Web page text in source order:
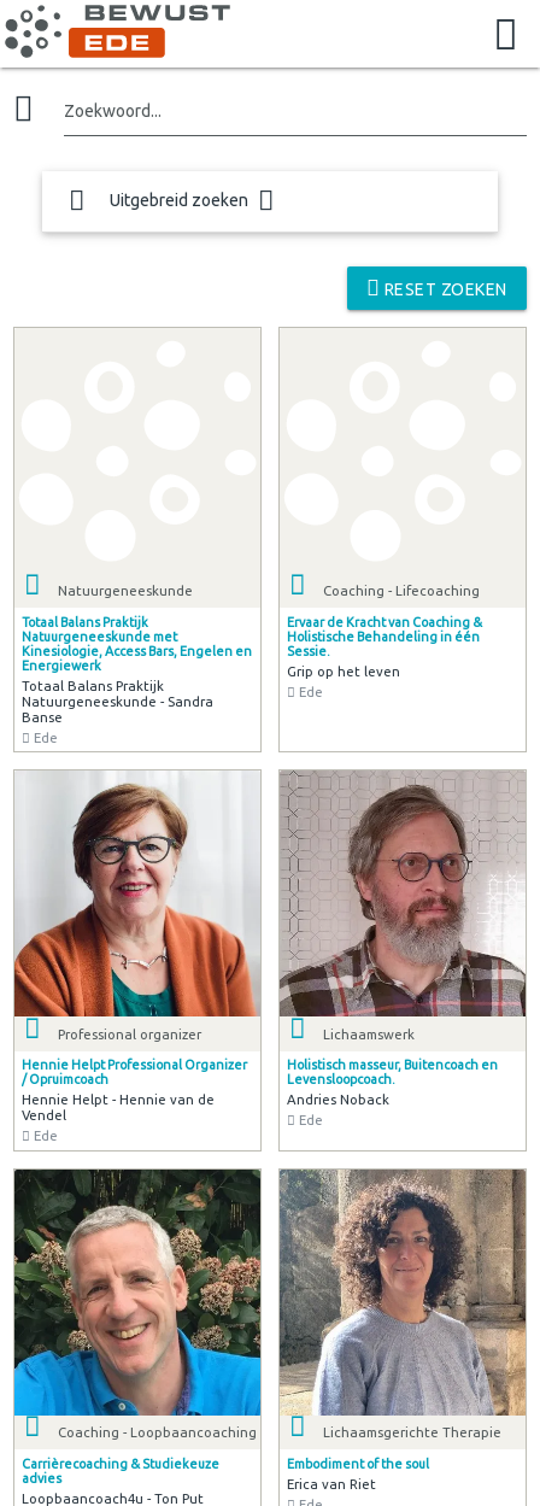
Zoekwoord...
Uitgebreid zoeken
RESET ZOEKEN
Natuurgeneeskunde
Totaal Balans Praktijk
Natuurgeneeskunde met
Kinesiologie, Access Bars, Engelen en
Energiewerk
Totaal Balans Praktijk
Natuurgeneeskunde - Sandra
Banse
Ede
Coaching - Lifecoaching
Ervaar de Kracht van Coaching &
Holistische Behandeling in één
Sessie.
Grip op het leven
Ede
Professional organizer
Hennie Helpt Professional Organizer
/ Opruimcoach
Hennie Helpt - Hennie van de
Vendel
Ede
Lichaamswerk
Holistisch masseur, Buitencoach en
Levensloopcoach.
Andries Noback
Ede
Coaching - Loopbaancoaching
Carrièrecoaching & Studiekeuze
advies
Loopbaancoach4u - Ton Put
Lichaamsgerichte Therapie
Embodiment of the soul
Erica van Riet